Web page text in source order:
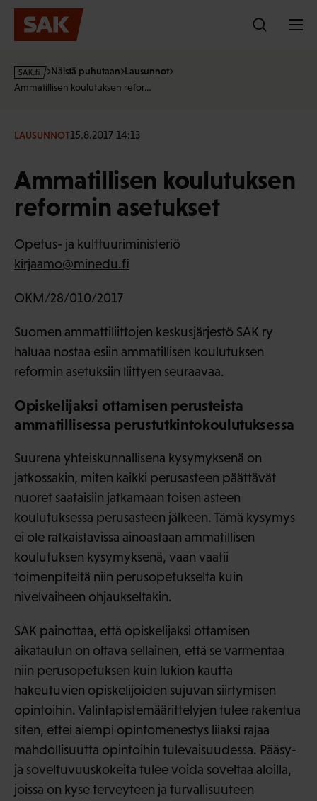
Hyppää
sisältöön
s
a
f
Näistä puhutaan Lausunnot
Ammatillisen koulutuksen refor…
LAUSUNNOT15.8.2017 14:13
Ammatillisen koulutuksen
reformin asetukset
Opetus- ja kulttuuriministeriö
kirjaamo@minedu.fi
OKM/28/010/2017
Suomen ammattiliittojen keskusjärjestö SAK ry
haluaa nostaa esiin ammatillisen koulutuksen
reformin asetuksiin liittyen seuraavaa.
Opiskelijaksi ottamisen perusteista
ammatillisessa perustutkintokoulutuksessa
Suurena yhteiskunnallisena kysymyksenä on
jatkossakin, miten kaikki perusasteen päättävät
nuoret saataisiin jatkamaan toisen asteen
koulutuksessa perusasteen jälkeen. Tämä kysymys
ei ole ratkaistavissa ainoastaan ammatillisen
koulutuksen kysymyksenä, vaan vaatii
toimenpiteitä niin perusopetukselta kuin
nivelvaiheen ohjaukseltakin.
SAK painottaa, että opiskelijaksi ottamisen
aikataulun on oltava sellainen, että se varmentaa
niin perusopetuksen kuin lukion kautta
hakeutuvien opiskelijoiden sujuvan siirtymisen
opintoihin. Valintapistemäärittelyjen tulee rakentua
siten, ettei aiempi opintomenestys liiaksi rajaa
mahdollisuutta opintoihin tulevaisuudessa. Pääsy-
ja soveltuvuuskokeita tulee voida soveltaa aloilla,
joissa on kyse terveyteen ja turvallisuuteen